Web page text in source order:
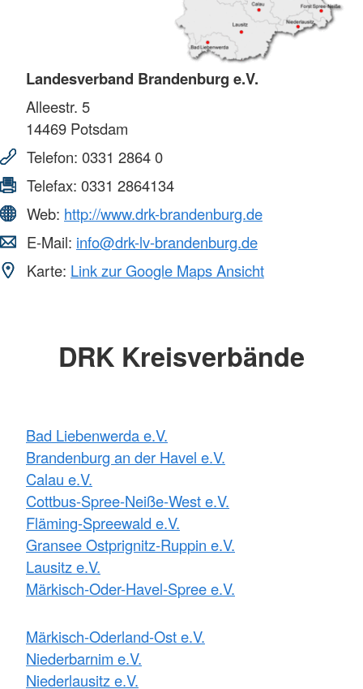
Landesverband Brandenburg e.V.
Alleestr. 5
14469 Potsdam
Telefon: 0331 2864 0
Telefax: 0331 2864134
Web: http://www.drk-brandenburg.de
E-Mail: info@drk-lv-brandenburg.de
Karte: Link zur Google Maps Ansicht
DRK Kreisverbände
Bad Liebenwerda e.V.
Brandenburg an der Havel e.V.
Calau e.V.
Cottbus-Spree-Neiße-West e.V.
Fläming-Spreewald e.V.
Gransee Ostprignitz-Ruppin e.V.
Lausitz e.V.
Märkisch-Oder-Havel-Spree e.V.
Märkisch-Oderland-Ost e.V.
Niederbarnim e.V.
Niederlausitz e.V.